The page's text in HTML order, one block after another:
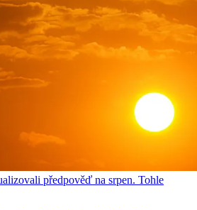
předpověď na srpen. Tohle